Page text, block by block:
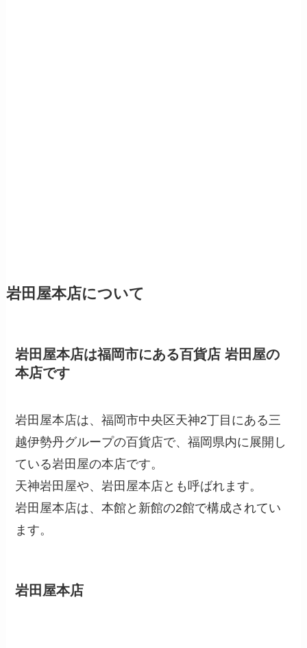
岩田屋本店について
岩田屋本店は福岡市にある百貨店 岩田屋の
本店です
岩田屋本店は、福岡市中央区天神2丁目にある三
越伊勢丹グループの百貨店で、福岡県内に展開し
ている岩田屋の本店です。
天神岩田屋や、岩田屋本店とも呼ばれます。
岩田屋本店は、本館と新館の2館で構成されてい
ます。
岩田屋本店